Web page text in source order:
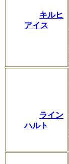
キルヒ
アイス
ライン
ハルト